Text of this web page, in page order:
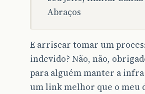
Abraços
E arriscar tomar um
indevido? Não, não,
para alguém manter a
um link melhor que o meu